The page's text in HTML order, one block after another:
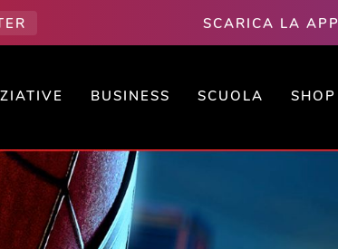
SCARICA LA APP
BUSINESS SCUOLA SHOP